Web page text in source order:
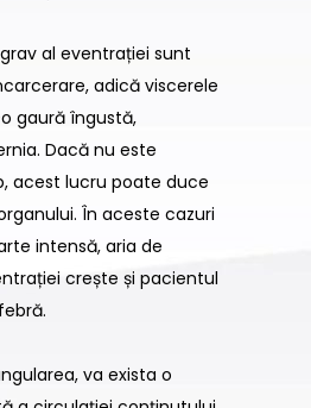
al eventrației sunt
adică viscerele
gaură îngustă,
Dacă nu este
acest lucru poate duce
În aceste cazuri
intensă, aria de
crește și pacientul
va exista o